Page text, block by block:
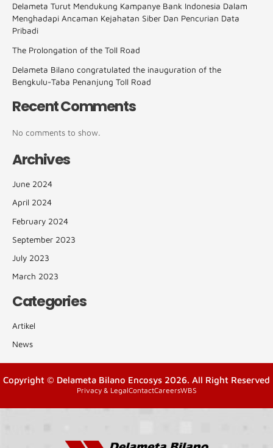
Delameta Turut Mendukung Kampanye Bank Indonesia Dalam
Menghadapi Ancaman Kejahatan Siber Dan Pencurian Data
Pribadi
The Prolongation of the Toll Road
Delameta Bilano congratulated the inauguration of the
Bengkulu-Taba Penanjung Toll Road
Recent Comments
No comments to show.
Archives
June 2024
April 2024
February 2024
September 2023
July 2023
March 2023
Categories
Artikel
News
Copyright © Delameta Bilano Encosys 2026. All Right Reserved
Privacy & LegalContactCareersWBS